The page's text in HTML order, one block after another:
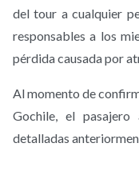
del tour a cualquier
responsables a los
pérdida causada por
Al momento de
Gochile, el
detalladas